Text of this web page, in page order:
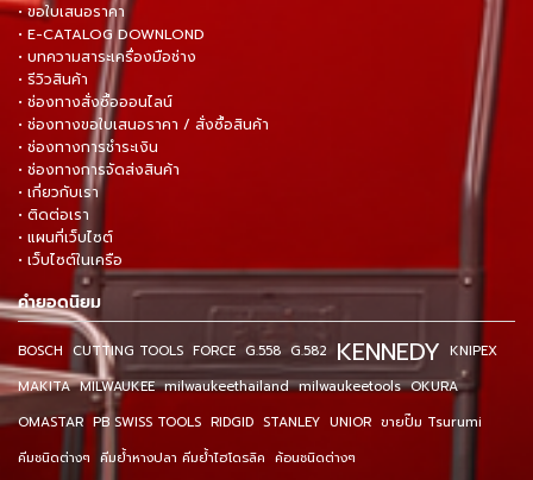
• ขอใบเสนอราคา
• E-CATALOG DOWNLOND
• บทความสาระเครื่องมือช่าง
• รีวิวสินค้า
• ช่องทางสั่งซื้อออนไลน์
• ช่องทางขอใบเสนอราคา / สั่งซื้อสินค้า
• ช่องทางการชำระเงิน
• ช่องทางการจัดส่งสินค้า
• เกี่ยวกับเรา
• ติดต่อเรา
• แผนที่เว็บไซต์
• เว็บไซต์ในเครือ
คำยอดนิยม
BOSCH CUTTING TOOLS FORCE G.558 G.582 KENNEDY KNIPEX
MAKITA MILWAUKEE milwaukeethailand milwaukeetools OKURA
OMASTAR PB SWISS TOOLS RIDGID STANLEY UNIOR ขายปั๊ม Tsurumi
คีมชนิดต่างๆ คีมย้ำหางปลา คีมย้ำไฮโดรลิค ค้อนชนิดต่างๆ